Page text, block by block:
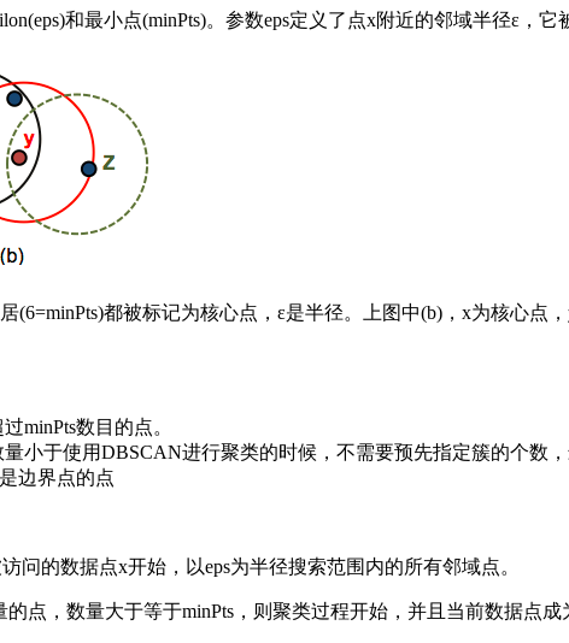
和最小点(minPts)。参数eps定义了点x附近的邻域半径ε，
(6=minPts)都被标记为核心点，ε是半径。上图中(b)，x为核心
minPts数目的点。
小于使用DBSCAN进行聚类的时候，不需要预先指定簇的个数
边界点的点
问的数据点x开始，以eps为半径搜索范围内的所有邻域点。
点，数量大于等于minPts，则聚类过程开始，并且当前数据点